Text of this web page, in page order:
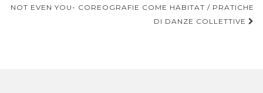
Navigazione articoli
NOT EVEN YOU- COREOGRAFIE COME HABITAT / PRATICHE
DI DANZE COLLETTIVE